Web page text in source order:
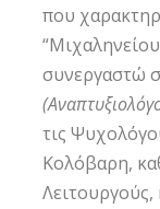
που
συνεργαστώ
τις
Κολόβαρη,
Λειτουργούς,